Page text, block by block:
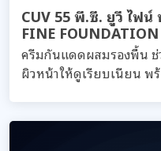
CUV 55 พี.ซี. ยูวี ไฟน์
FINE FOUNDATION
ครีมกันแดดผสมรองพื้น ช่
ผิวหน้าให้ดูเรียบเนียน พ